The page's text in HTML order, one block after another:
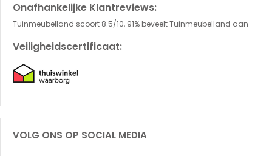
Onafhankelijke Klantreviews:
Tuinmeubelland scoort 8.5/10, 91% beveelt Tuinmeubelland aan
Veiligheidscertificaat:
VOLG ONS OP SOCIAL MEDIA